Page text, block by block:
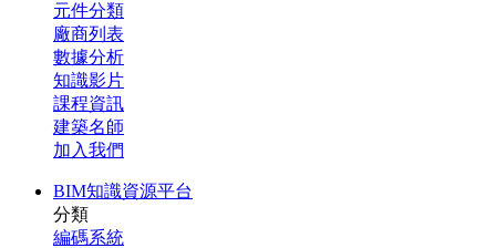
元件分類
廠商列表
數據分析
知識影片
課程資訊
建築名師
加入我們
BIM知識資源平台
分類
編碼系統